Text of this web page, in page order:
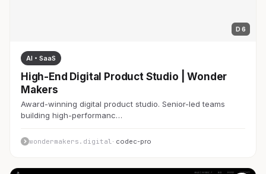
D 6
AI・SaaS
High-End Digital Product Studio | Wonder
Makers
Award-winning digital product studio. Senior-led teams
building high-performanc…
wondermakers.digital · codec-pro